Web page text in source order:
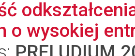
o wysokiej